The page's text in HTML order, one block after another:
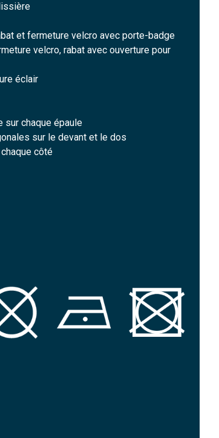
et fermeture velcro avec porte-badge
velcro, rabat avec ouverture pour
éclair
sur chaque épaule
sur le devant et le dos
côté